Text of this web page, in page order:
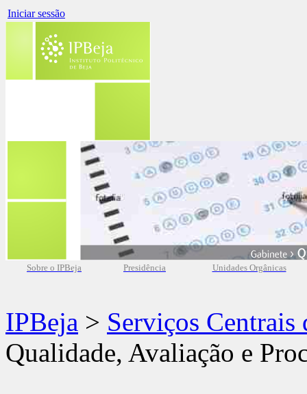
Iniciar sessão
Sobre o IPBeja Presidência Unidades Orgânicas
IPBeja > Serviços Centrais
Qualidade, Avaliação e